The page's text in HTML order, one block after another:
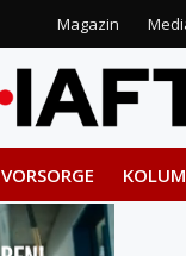
Magazin
VORSORGE